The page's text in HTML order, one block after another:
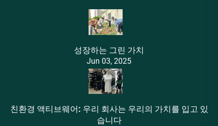
성장하는 그린 가치
Jun 03, 2025
친환경 액티브웨어: 우리 회사는 우리의 가치를 입고 있
습니다